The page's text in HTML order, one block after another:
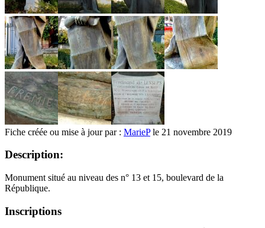
Fiche créée ou mise à jour par : MariePle 21 novembre 2019
Description:
Monument situé au niveau des n° 13 et 15, boulevard de la
République.
Inscriptions